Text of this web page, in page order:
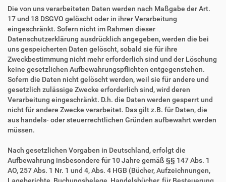
Die von uns verarbeiteten Daten werden nach Maßgabe der Art.
17 und 18 DSGVO gelöscht oder in ihrer Verarbeitung
eingeschränkt. Sofern nicht im Rahmen dieser
Datenschutzerklärung ausdrücklich angegeben, werden die bei
uns gespeicherten Daten gelöscht, sobald sie für ihre
Zweckbestimmung nicht mehr erforderlich sind und der Löschung
keine gesetzlichen Aufbewahrungspflichten entgegenstehen.
Sofern die Daten nicht gelöscht werden, weil sie für andere und
gesetzlich zulässige Zwecke erforderlich sind, wird deren
Verarbeitung eingeschränkt. D.h. die Daten werden gesperrt und
nicht für andere Zwecke verarbeitet. Das gilt z.B. für Daten, die
aus handels- oder steuerrechtlichen Gründen aufbewahrt werden
müssen.
Nach gesetzlichen Vorgaben in Deutschland, erfolgt die
Aufbewahrung insbesondere für 10 Jahre gemäß §§ 147 Abs. 1
AO, 257 Abs. 1 Nr. 1 und 4, Abs. 4 HGB (Bücher, Aufzeichnungen,